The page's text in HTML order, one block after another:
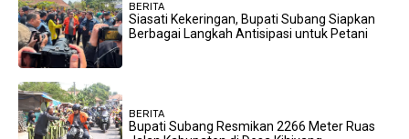
BERITA
Siasati Kekeringan, Bupati Subang Siapkan
Berbagai Langkah Antisipasi untuk Petani
BERITA
Bupati Subang Resmikan 2266 Meter Ruas